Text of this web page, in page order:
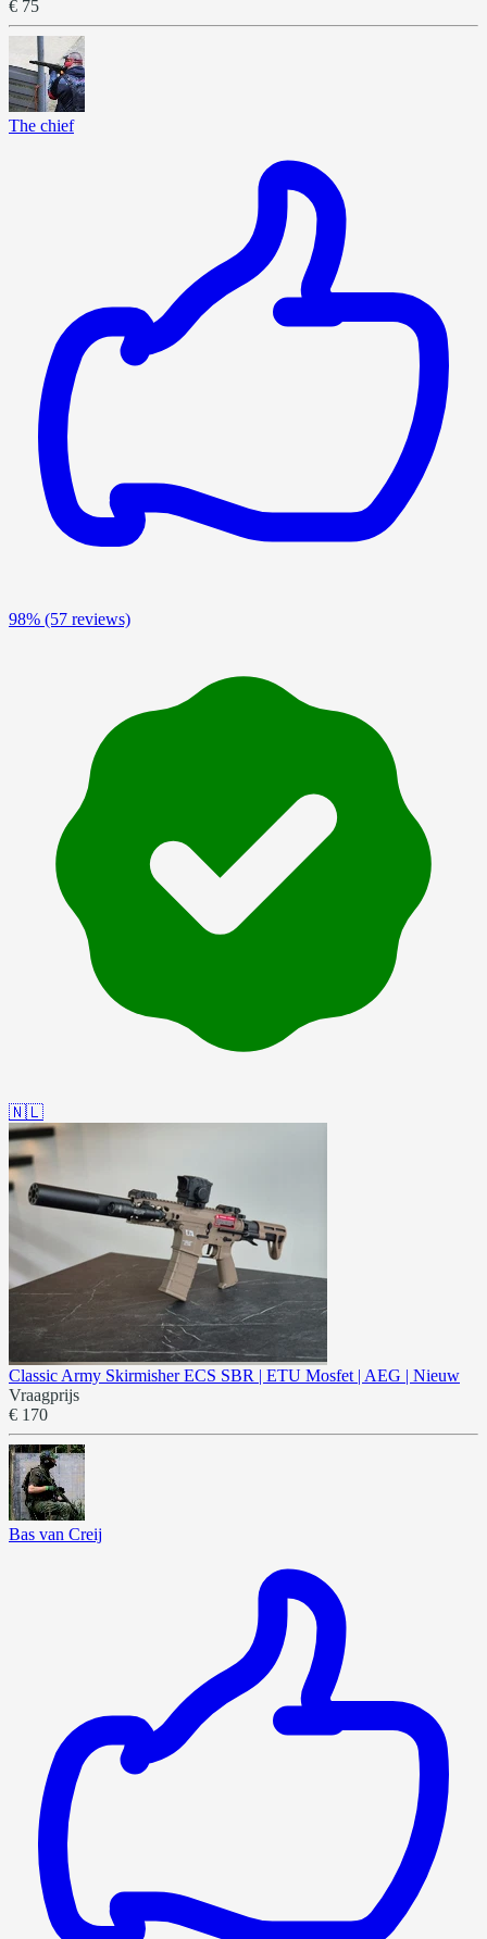
€ 75
The chief
98% (57 reviews)
🇳🇱
Classic Army Skirmisher ECS SBR | ETU Mosfet | AEG | Nieuw
Vraagprijs
€ 170
Bas van Creij